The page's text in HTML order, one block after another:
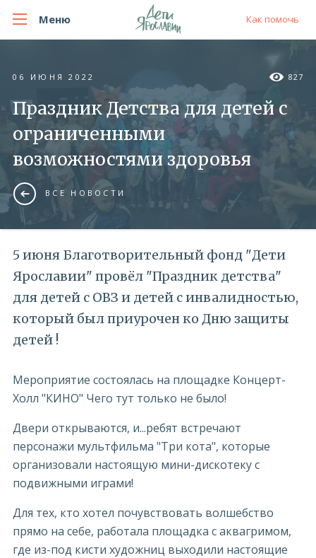
Меню Как помочь
06 ИЮНЯ 2022 827
Праздник Детства для детей с
ограниченными
возможностями здоровья
ВСЕ НОВОСТИ
5 июня Благотворительный фонд "Дети
Ярославии" провёл "Праздник детства"
для детей с ОВЗ и детей с инвалидностью,
который был приурочен ко Дню защиты
детей !
Мероприятие состоялась на площадке Концерт-
Холл "КИНО" Чего тут только не было!
Двери открываются, и...ребят встречают
персонажи мультфильма "Три кота", которые
организовали настоящую мини-дискотеку с
подвижными играми!
Для тех, кто хотел почувствовать волшебство
прямо на себе, работала площадка с аквагримом,
где из-под кисти художниц выходили настоящие